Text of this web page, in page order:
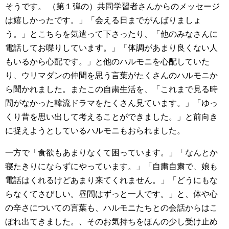
そうです。 （第１弾の）共同学習者さんからのメッセージ
は嬉しかったです。」「会える日までがんばりましょ
う。」とこちらを気遣って下さったり、「他のみなさんに
電話してお喋りしています。」「体調があまり良くない人
もいるから心配です。」と他のハルモニを心配していた
り、ウリマダンの仲間を思う言葉がたくさんのハルモニか
ら聞かれました。またこの自粛生活を、「これまで見る時
間がなかった韓流ドラマをたくさん見ています。」「ゆっ
くり昔を思い出して考えることができました。」と前向き
に捉えようとしているハルモニもおられました。
一方で「食欲もあまりなくて困っています。」「なんとか
寝たきりにならずにやっています。」「自粛自粛で、娘も
電話はくれるけどあまり来てくれません。」「どうにもな
らなくてさびしい。昼間はずっと一人です。」と、体や心
の辛さについての言葉も、ハルモニたちとの会話からはこ
ぼれ出てきました。、そのお気持ちをほんの少し受け止め